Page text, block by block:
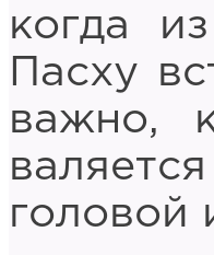
когда
Пасху
важно,
головой